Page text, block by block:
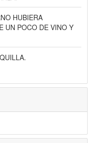
HUBIERA
UN POCO DE VINO Y